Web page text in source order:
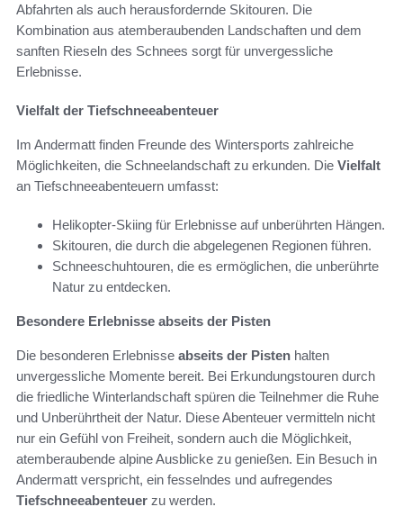
Abfahrten als auch herausfordernde Skitouren. Die
Kombination aus atemberaubenden Landschaften und dem
sanften Rieseln des Schnees sorgt für unvergessliche
Erlebnisse.
Vielfalt der Tiefschneeabenteuer
Im Andermatt finden Freunde des Wintersports zahlreiche
Möglichkeiten, die Schneelandschaft zu erkunden. Die Vielfalt
an Tiefschneeabenteuern umfasst:
Helikopter-Skiing für Erlebnisse auf unberührten Hängen.
Skitouren, die durch die abgelegenen Regionen führen.
Schneeschuhtouren, die es ermöglichen, die unberührte
Natur zu entdecken.
Besondere Erlebnisse abseits der Pisten
Die besonderen Erlebnisse abseits der Pisten halten
unvergessliche Momente bereit. Bei Erkundungstouren durch
die friedliche Winterlandschaft spüren die Teilnehmer die Ruhe
und Unberührtheit der Natur. Diese Abenteuer vermitteln nicht
nur ein Gefühl von Freiheit, sondern auch die Möglichkeit,
atemberaubende alpine Ausblicke zu genießen. Ein Besuch in
Andermatt verspricht, ein fesselndes und aufregendes
Tiefschneeabenteuer zu werden.